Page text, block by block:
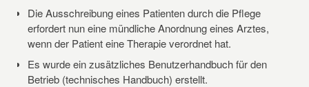
Die Ausschreibung eines Patienten durch die Pflege
erfordert nun eine mündliche Anordnung eines Arztes,
wenn der Patient eine Therapie verordnet hat.
Es wurde ein zusätzliches Benutzerhandbuch für den
Betrieb (technisches Handbuch) erstellt.